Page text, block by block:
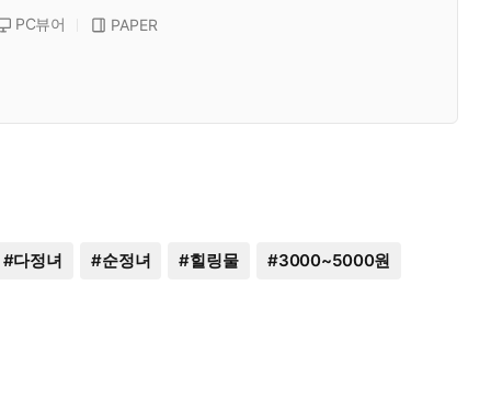
PC뷰어 PAPER
#다정녀 #순정녀 #힐링물 #3000~5000원